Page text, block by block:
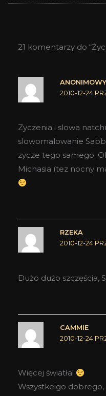
21 komentarzy do
ANONIMOWY
2010-12-24
Zyczenia i slowa
slowomalowanie
zycze tego samego.
Michasia (tez nocny
RZEKA
2010-12-24
Dużo dużo szczęścia,
CAMMIE
2010-12-24
Więcej światła!
Wszystkeigo dobrego,